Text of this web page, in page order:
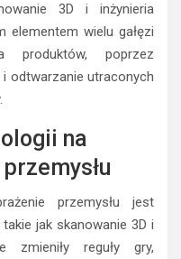
3D i inżynieria
elementem wielu gałęzi
produktów, poprzez
odtwarzanie utraconych
na
przemysłu jest
jak skanowanie 3D i
zmieniły reguły gry,